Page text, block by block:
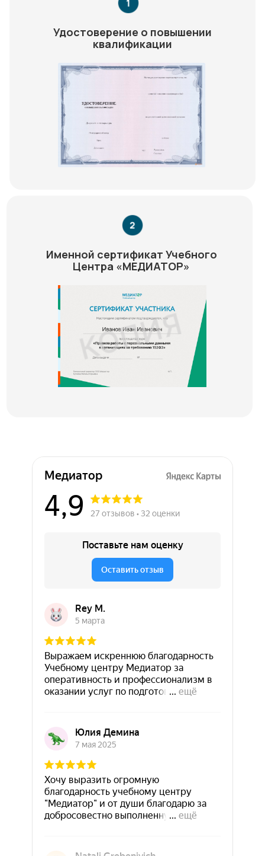
Удостоверение о повышении
квалификации
Именной сертификат Учебного
Центра «МЕДИАТОР»
Медиатор на карте Химок — Яндекс Карты